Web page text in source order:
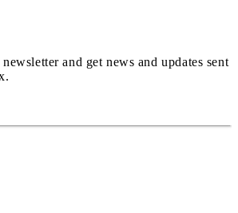
and get news and updates sent